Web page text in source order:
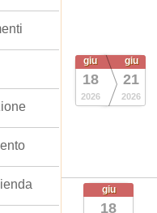
giu
18
2026
giu
21
2026
giu
18